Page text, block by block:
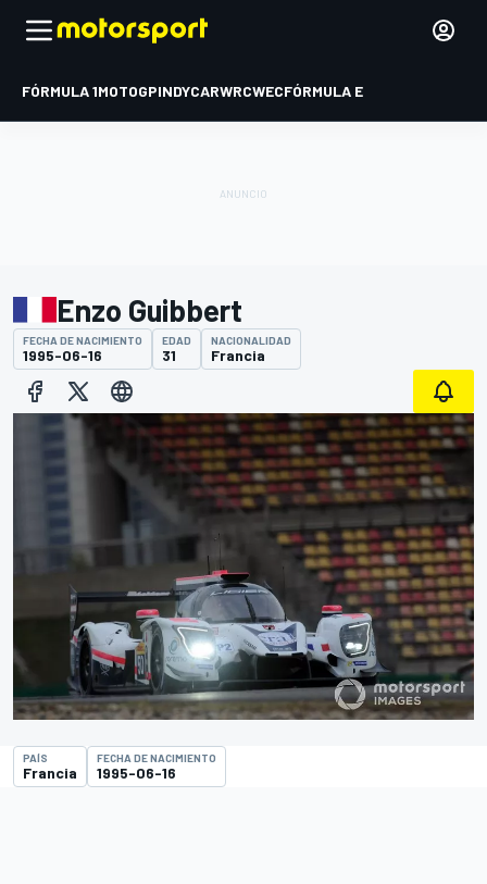
FÓRMULA 1MOTOGPINDYCARWRCWECFÓRMULA E
Enzo Guibbert
FECHA DE NACIMIENTO
1995-06-16
EDAD
31
NACIONALIDAD
Francia
PAÍS
Francia
FECHA DE NACIMIENTO
1995-06-16